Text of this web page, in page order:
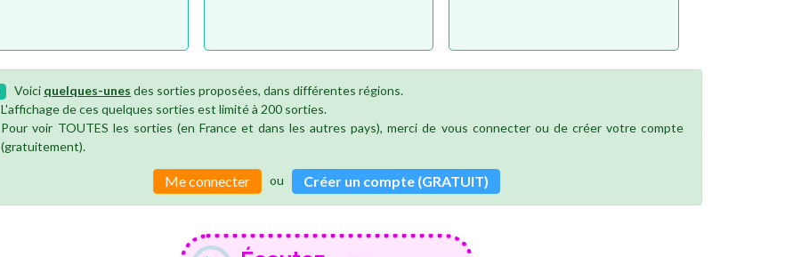
Voici quelques-unes des sorties proposées, dans différentes régions.
L'affichage de ces quelques sorties est limité à 200 sorties.
Pour voir TOUTES les sorties (en France et dans les autres pays), merci de vous connecter ou de créer votre compte
(gratuitement).
Me connecter ou Créer un compte (GRATUIT)